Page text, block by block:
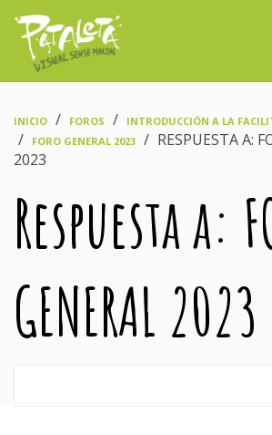
INICIO FOROS INTRODUCCIÓN A LA
FORO GENERAL 2023
RESPUESTA A:
2023
Respuesta a:
GENERAL 2023